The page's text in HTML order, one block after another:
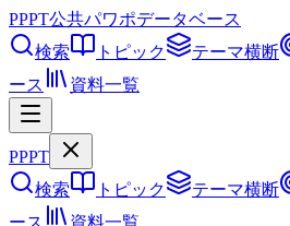
PPPT公共パワポデータベース
検索
トピック テーマ横断
ース
資料一覧
PPPT
検索
トピック テーマ横断
ース
資料一覧